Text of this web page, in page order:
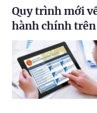
Quy trình mới
hành chính